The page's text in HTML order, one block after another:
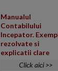
NOUTATI
din Codul
Fiscal
Manualul
Contabilului
Incepator.
rezolvate si
explicatii clare
Click aici >>